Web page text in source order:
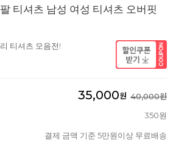
티셔츠 남성 여성 티셔츠 오버핏
티셔츠 모음전!
35,000원 40,000원
350원
결제 금액 기준 5만원이상 무료배송